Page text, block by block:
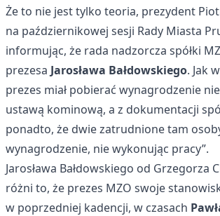
Że to nie jest tylko teoria, prezydent
na październikowej sesji Rady Miasta
informując, że rada nadzorcza spółki
prezesa Jarosława Bałdowskiego. Jak
prezes miał pobierać wynagrodzenie
ustawą kominową, a z dokumentacji
ponadto, że dwie zatrudnione tam
wynagrodzenie, nie wykonując pracy”.
Jarosława Bałdowskiego od Grzegorza
różni to, że prezes MZO swoje
w poprzedniej kadencji, w czasach